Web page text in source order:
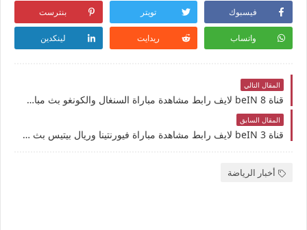
فيسبوك تويتر بنترست
واتساب ريدايت لينكدين
المقال التالي
قناة beIN 8 لايف رابط مشاهدة مباراة السنغال والكونغو بث مباشر بتاريخ 8-5-2025 كأس أفريقيا للشباب تحت 20 سنة يوتيوب بدون تقطيع
المقال السابق
قناة beIN 3 لايف رابط مشاهدة مباراة فيورنتينا وريال بيتيس بث مباشر بتاريخ 8-5-2025 دوري المؤتمر الأوروبي يوتيوب بدون تقطيع
أخبار الرياضة